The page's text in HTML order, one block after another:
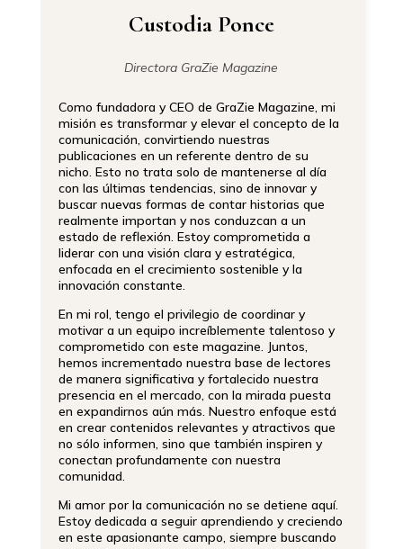
Custodia Ponce
Directora GraZie Magazine
Como fundadora y CEO de GraZie Magazine, mi
misión es transformar y elevar el concepto de la
comunicación, convirtiendo nuestras
publicaciones en un referente dentro de su
nicho. Esto no trata solo de mantenerse al día
con las últimas tendencias, sino de innovar y
buscar nuevas formas de contar historias que
realmente importan y nos conduzcan a un
estado de reflexión. Estoy comprometida a
liderar con una visión clara y estratégica,
enfocada en el crecimiento sostenible y la
innovación constante.
En mi rol, tengo el privilegio de coordinar y
motivar a un equipo increíblemente talentoso y
comprometido con este magazine. Juntos,
hemos incrementado nuestra base de lectores
de manera significativa y fortalecido nuestra
presencia en el mercado, con la mirada puesta
en expandirnos aún más. Nuestro enfoque está
en crear contenidos relevantes y atractivos que
no sólo informen, sino que también inspiren y
conectan profundamente con nuestra
comunidad.
Mi amor por la comunicación no se detiene aquí.
Estoy dedicada a seguir aprendiendo y creciendo
en este apasionante campo, siempre buscando